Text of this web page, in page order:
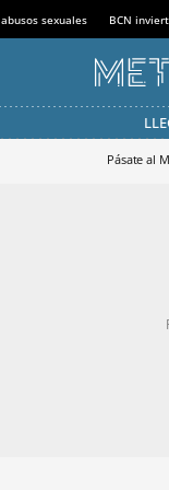
sexuales BCN
Pásate al